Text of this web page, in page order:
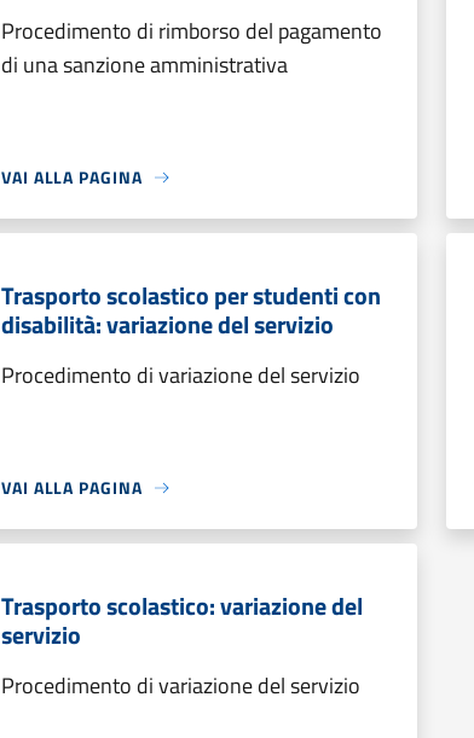
Procedimento di rimborso del pagamento
di una sanzione amministrativa
VAI ALLA PAGINA
Trasporto scolastico per studenti con
disabilità: variazione del servizio
Procedimento di variazione del servizio
VAI ALLA PAGINA
Trasporto scolastico: variazione del
servizio
Procedimento di variazione del servizio